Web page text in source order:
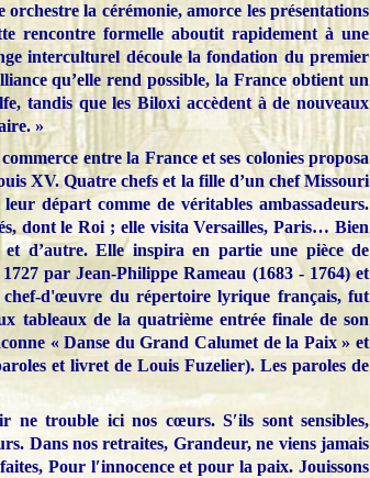
orchestre la cérémonie, amorce les présentations
rencontre formelle aboutit rapidement à une
interculturel découle la fondation du premier
qu’elle rend possible, la France obtient un
tandis que les Biloxi accèdent à de nouveaux
»
entre la France et ses colonies proposa
XV. Quatre chefs et la fille d’un chef Missouri
départ comme de véritables ambassadeurs.
dont le Roi ; elle visita Versailles, Paris… Bien
d’autre. Elle inspira en partie une pièce de
par Jean-Philippe Rameau (1683 - 1764) et
d'œuvre du répertoire lyrique français, fut
tableaux de la quatrième entrée finale de son
« Danse du Grand Calumet de la Paix » et
et livret de Louis Fuzelier). Les paroles de
ne trouble ici nos cœurs. S′ils sont sensibles,
Dans nos retraites, Grandeur, ne viens jamais
Pour l′innocence et pour la paix. Jouissons